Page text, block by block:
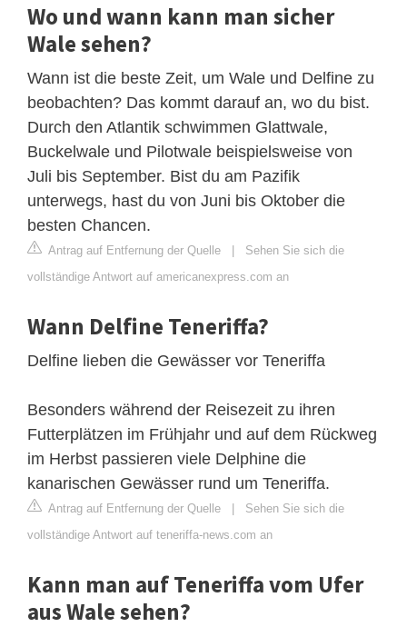
Wo und wann kann man sicher
Wale sehen?
Wann ist die beste Zeit, um Wale und Delfine zu
beobachten? Das kommt darauf an, wo du bist.
Durch den Atlantik schwimmen Glattwale,
Buckelwale und Pilotwale beispielsweise von
Juli bis September. Bist du am Pazifik
unterwegs, hast du von Juni bis Oktober die
besten Chancen.
Antrag auf Entfernung der Quelle | Sehen Sie sich die
vollständige Antwort auf americanexpress.com an
Wann Delfine Teneriffa?
Delfine lieben die Gewässer vor Teneriffa
Besonders während der Reisezeit zu ihren
Futterplätzen im Frühjahr und auf dem Rückweg
im Herbst passieren viele Delphine die
kanarischen Gewässer rund um Teneriffa.
Antrag auf Entfernung der Quelle | Sehen Sie sich die
vollständige Antwort auf teneriffa-news.com an
Kann man auf Teneriffa vom Ufer
aus Wale sehen?